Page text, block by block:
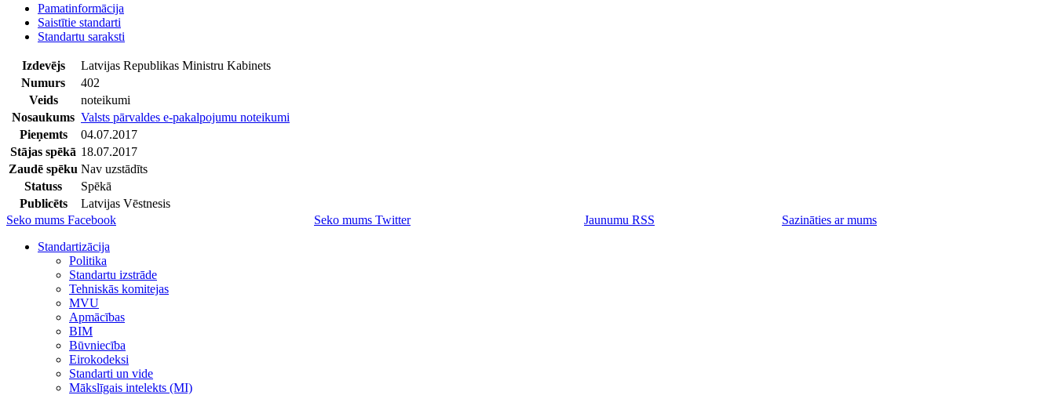
Pamatinformācija
Saistītie standarti
Standartu saraksti
Izdevējs
Latvijas Republikas Ministru Kabinets
Numurs
402
Veids
noteikumi
Nosaukums Valsts pārvaldes e-pakalpojumu noteikumi
Pieņemts
04.07.2017
Stājas spēkā 18.07.2017
Zaudē spēku Nav uzstādīts
Statuss
Spēkā
Publicēts
Latvijas Vēstnesis
Seko mums Facebook
Seko mums Twitter Jaunumu RSS
Sazināties ar mums
Standartizācija
Politika
Standartu izstrāde
Tehniskās komitejas
MVU
Apmācības
BIM
Būvniecība
Eirokodeksi
Standarti un vide
Mākslīgais intelekts (MI)